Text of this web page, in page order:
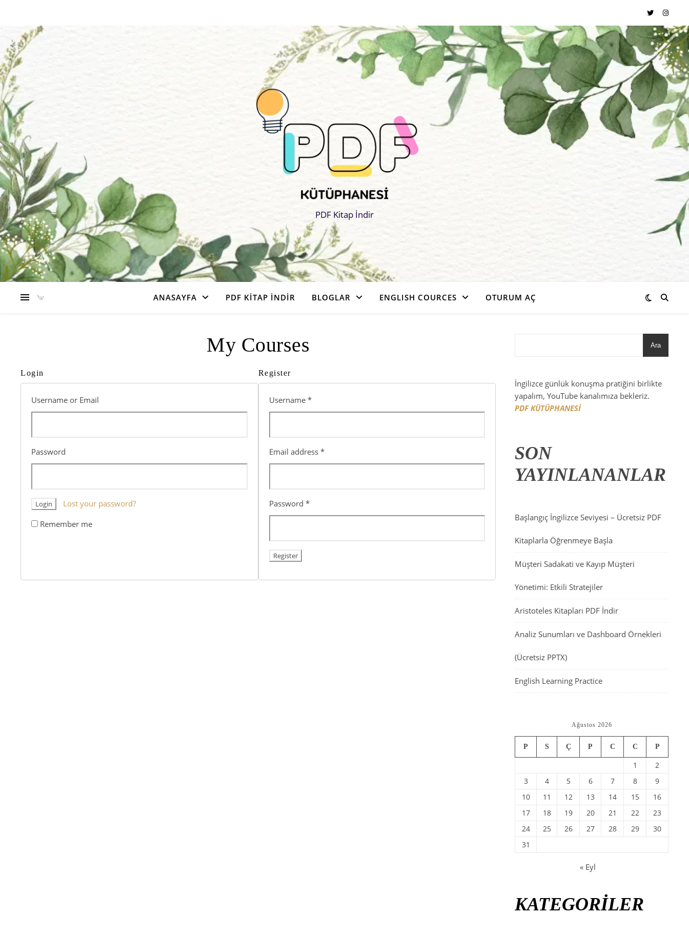
PDF Kitap İndir
ANASAYFA PDF KITAP İNDIR BLOGLAR ENGLISH COURCES OTURUM AÇ
My Courses
Login
Username or Email
Password
Lost your password?
Remember me
Register
Username *
Email address *
Password *
Ara
İngilizce günlük konuşma pratiğini birlikte
yapalım, YouTube kanalımıza bekleriz.
PDF KÜTÜPHANESİ
SON
YAYINLANANLAR
Başlangıç İngilizce Seviyesi – Ücretsiz PDF
Kitaplarla Öğrenmeye Başla
Müşteri Sadakati ve Kayıp Müşteri
Yönetimi: Etkili Stratejiler
Aristoteles Kitapları PDF İndir
Analiz Sunumları ve Dashboard Örnekleri
(Ücretsiz PPTX)
English Learning Practice
Ağustos 2026
P S Ç P C C P
1
2
3
4 5 6 7 8
9
10
11 12 13 14 15
16
17
18 19 20 21 22
23
24
25 26 27 28 29
30
31
« Eyl
KATEGORİLER